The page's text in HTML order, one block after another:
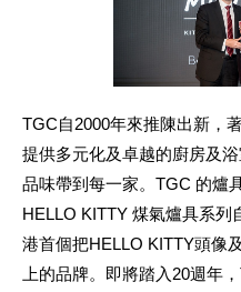
TGC自2000年來推陳出新，
提供多元化及卓越的廚房及
品味帶到每一家。TGC 的爐
HELLO KITTY 煤氣爐具系列
港首個把HELLO KITTY頭像
上的品牌。即將踏入20週年